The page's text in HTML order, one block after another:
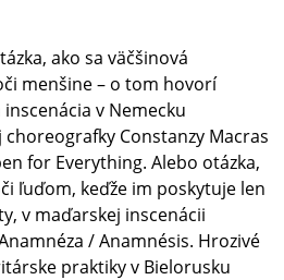
ako sa väčšinová
menšine – o tom hovorí
v Nemecku
Constanzy Macras
for Everything. Alebo otázka,
ľuďom, keďže im poskytuje len
v maďarskej inscenácii
/ Anamnésis. Hrozivé
praktiky v Bielorusku